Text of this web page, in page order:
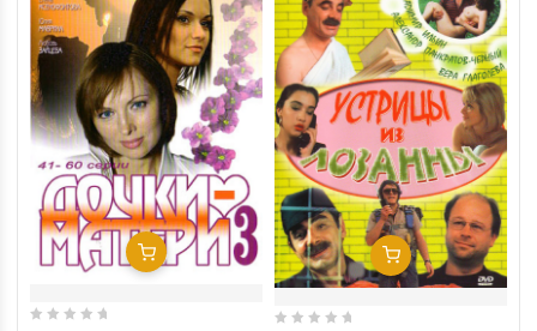
Добавить В Корзину Добавить В Корзину